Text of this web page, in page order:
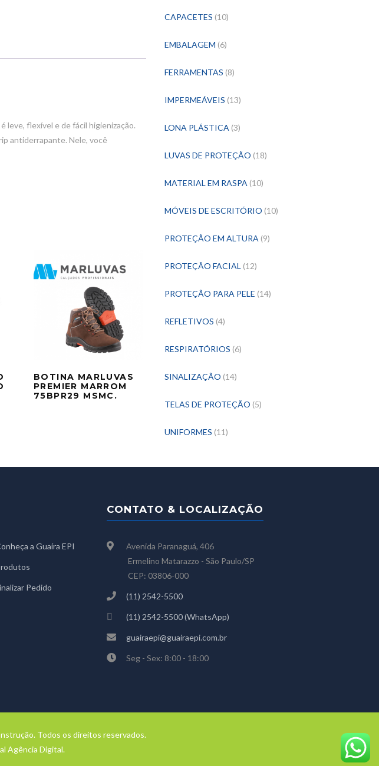
leve, flexível e de fácil higienização.
antiderrapante. Nele, você
BOTINA MARLUVAS
PREMIER MARROM
75BPR29 MSMC.
CAPACETES (10)
EMBALAGEM (6)
FERRAMENTAS (8)
IMPERMEÁVEIS (13)
LONA PLÁSTICA (3)
LUVAS DE PROTEÇÃO (18)
MATERIAL EM RASPA (10)
MÓVEIS DE ESCRITÓRIO (10)
PROTEÇÃO EM ALTURA (9)
PROTEÇÃO FACIAL (12)
PROTEÇÃO PARA PELE (14)
REFLETIVOS (4)
RESPIRATÓRIOS (6)
SINALIZAÇÃO (14)
TELAS DE PROTEÇÃO (5)
UNIFORMES (11)
a Guaíra EPI
Pedido
CONTATO & LOCALIZAÇÃO
Avenida Paranaguá, 406
Ermelino Matarazzo - São Paulo/SP
CEP: 03806-000
(11) 2542-5500
(11) 2542-5500 (WhatsApp)
guairaepi@guairaepi.com.br
Seg - Sex: 8:00 - 18:00
Todos os direitos reservados.
Agência Digital.